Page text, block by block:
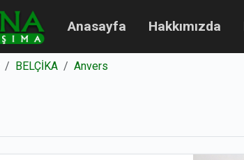
Anasayfa Hakkımızda
BELÇİKA Anvers